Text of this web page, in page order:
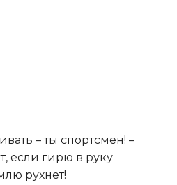
– ты спортсмен! –
если гирю в руку
рухнет!​